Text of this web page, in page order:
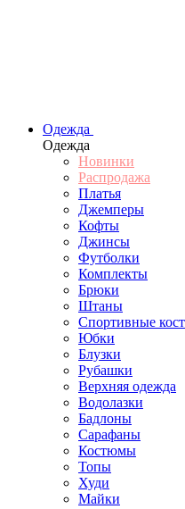
Одежда
Одежда
Новинки
Распродажа
Платья
Джемперы
Кофты
Джинсы
Футболки
Комплекты
Брюки
Штаны
Спортивные
Юбки
Блузки
Рубашки
Верхняя одежда
Водолазки
Бадлоны
Сарафаны
Костюмы
Топы
Худи
Майки